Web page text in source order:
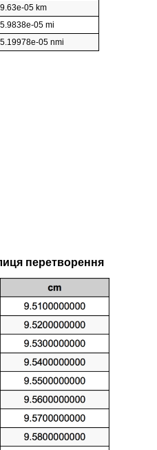
9.63e-05 km
5.9838e-05 mi
5.19978e-05 nmi
перетворення